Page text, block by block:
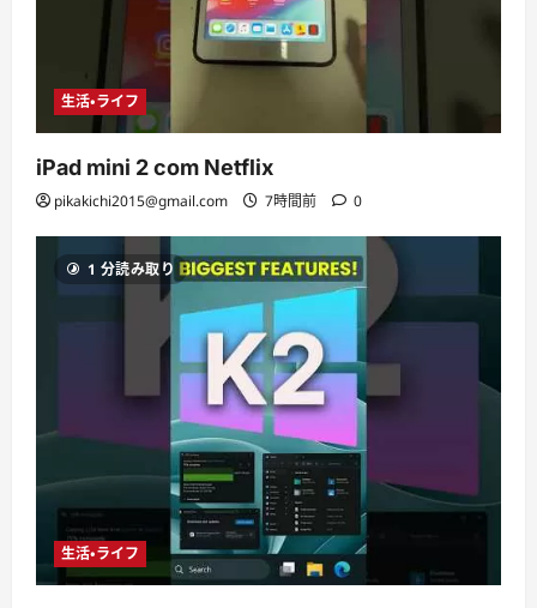
生活・ライフ
iPad mini 2 com Netflix
pikakichi2015@gmail.com 7時間前 0
1 分読み取り
生活・ライフ